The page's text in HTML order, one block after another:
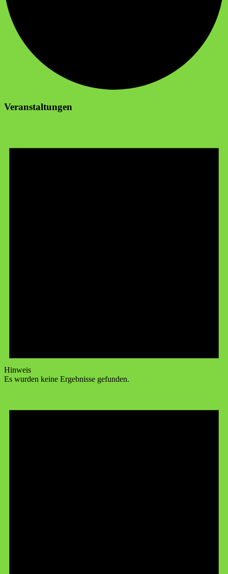
Veranstaltungen
Hinweis
Es wurden keine Ergebnisse gefunden.